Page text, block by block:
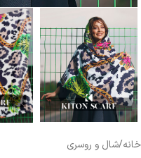
خانه/شال و روسری